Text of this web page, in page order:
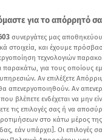
της
για το απόρρητό
συνεργάτες μας
στοιχεία, και έχουμε
τεχνολογιών
παρακάτω, για τους οποίους
Αν επιλέξετε
απενεργοποιηθούν. Αν
βλέπετε ενδέχεται να μην
τις επιλογές σας ή να
στο κάτω μέρος
εάν υπάρχει]. Οι επιλογές